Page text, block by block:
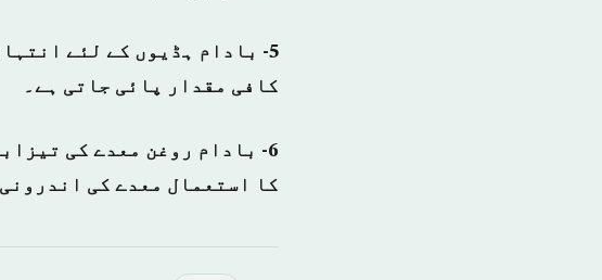
5- بادام ہڈیوں کے لئے
کافی مقدار پائی جاتی ہے۔
6- بادام روغن معدے کی
کا استعمال معدے کی